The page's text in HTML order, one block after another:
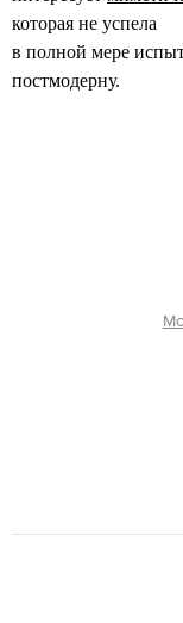
которая не успела
в полной мере
постмодерну.